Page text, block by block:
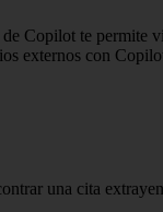
Copilot te permite
externos con
una cita